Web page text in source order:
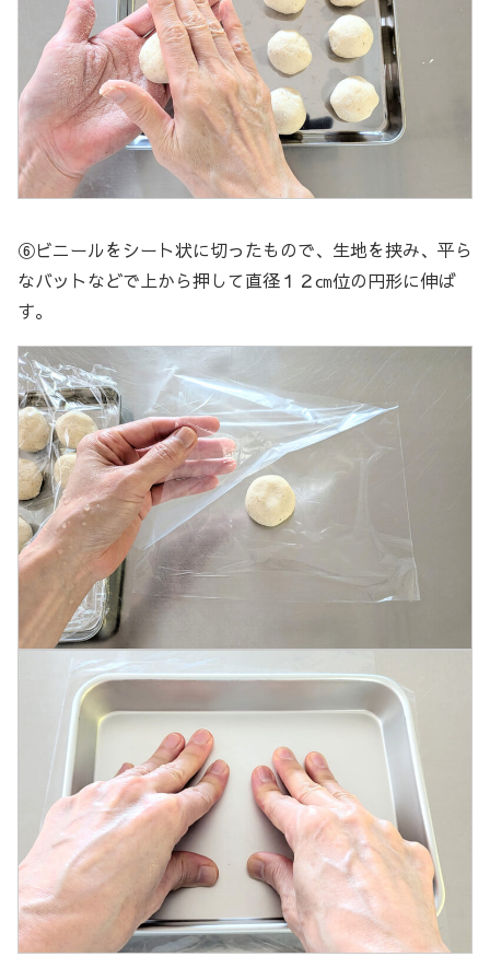
⑥ビニールをシート状に切ったもので、生地を挟み、平ら
なバットなどで上から押して直径１２㎝位の円形に伸ば
す。